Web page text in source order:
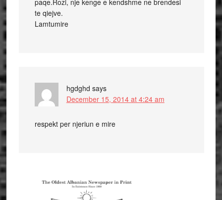
paqe.Rozi, nje kenge e kendshme ne brendesi
te qiejve.
Lamtumire
hgdghd says
December 15, 2014 at 4:24 am
respekt per njeriun e mire